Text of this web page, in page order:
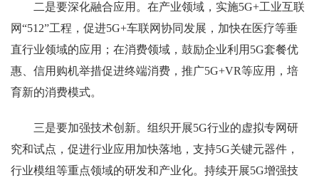
二是要深化融合应用。在产业领域，实施5G+工业互联
网“512”工程，促进5G+车联网协同发展，加快在医疗等垂
直行业领域的应用；在消费领域，鼓励企业利用5G套餐优
惠、信用购机举措促进终端消费，推广5G+VR等应用，培
育新的消费模式。
三是要加强技术创新。组织开展5G行业的虚拟专网研
究和试点，促进行业应用加快落地，支持5G关键元器件，
行业模组等重点领域的研发和产业化。持续开展5G增强技